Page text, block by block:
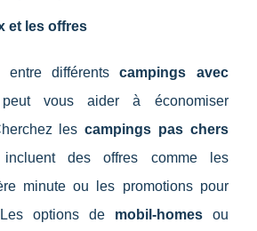
et les offres
entre différentscampings avec
vous aider à économiser
lescampings pas chers
des offres comme les
minute ou les promotions pour
options de mobil-homesou